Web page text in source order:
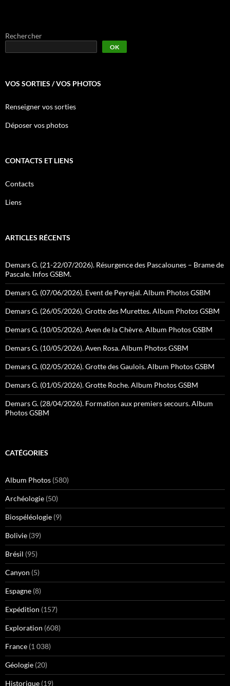
Rechercher
OK
VOS SORTIES / VOS PHOTOS
Renseigner vos sorties
Déposer vos photos
CONTACTS ET LIENS
Contacts
Liens
ARTICLES RÉCENTS
Demars G. (21-22/07/2026). Résurgence des Pascalounes – Brame de
Pascale. Infos GSBM.
Demars G. (07/06/2026). Event de Peyrejal. Album Photos GSBM
Demars G. (26/05/2026). Grotte des Murettes. Album Photos GSBM
Demars G. (10/05/2026). Aven de la Chèvre. Album Photos GSBM
Demars G. (10/05/2026). Aven Rosa. Album Photos GSBM
Demars G. (02/05/2026). Grotte des Gaulois. Album Photos GSBM
Demars G. (01/05/2026). Grotte Roche. Album Photos GSBM
Demars G. (28/04/2026). Formation aux premiers secours. Album
Photos GSBM
CATÉGORIES
Album Photos (580)
Archéologie (50)
Biospéléologie (9)
Bolivie (39)
Brésil (95)
Canyon (5)
Espagne (8)
Expédition (157)
Exploration (608)
France (1 038)
Géologie (20)
Historique (19)